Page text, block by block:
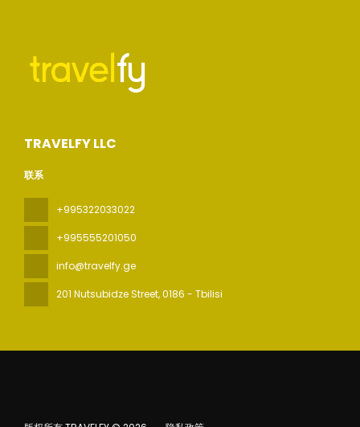
TRAVELFY LLC
联系
+995322033022
+995555201050
info@travelfy.ge
201 Nutsubidze Street, 0186 - Tbilisi